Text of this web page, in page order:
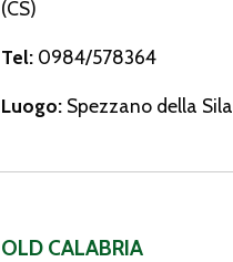
(CS)
Tel: 0984/578364
Luogo: Spezzano della Sila
OLD CALABRIA